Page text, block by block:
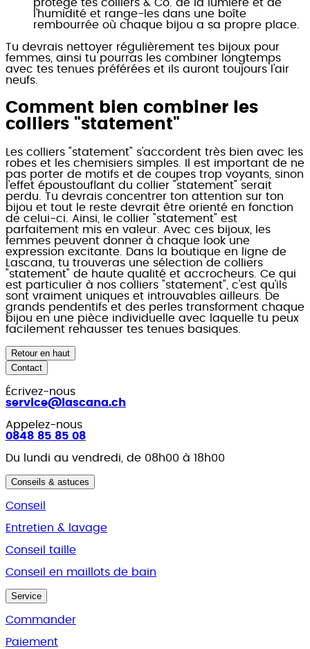
protège tes colliers & Co. de la lumière et de
l'humidité et range-les dans une boîte
rembourrée où chaque bijou a sa propre place.
Tu devrais nettoyer régulièrement tes bijoux pour
femmes, ainsi tu pourras les combiner longtemps
avec tes tenues préférées et ils auront toujours l'air
neufs.
Comment bien combiner les
colliers "statement"
Les colliers "statement" s'accordent très bien avec les
robes et les chemisiers simples. Il est important de ne
pas porter de motifs et de coupes trop voyants, sinon
l'effet époustouflant du collier "statement" serait
perdu. Tu devrais concentrer ton attention sur ton
bijou et tout le reste devrait être orienté en fonction
de celui-ci. Ainsi, le collier "statement" est
parfaitement mis en valeur. Avec ces bijoux, les
femmes peuvent donner à chaque look une
expression excitante. Dans la boutique en ligne de
Lascana, tu trouveras une sélection de colliers
"statement" de haute qualité et accrocheurs. Ce qui
est particulier à nos colliers "statement", c'est qu'ils
sont vraiment uniques et introuvables ailleurs. De
grands pendentifs et des perles transforment chaque
bijou en une pièce individuelle avec laquelle tu peux
facilement rehausser tes tenues basiques.
Retour en haut
Contact
Écrivez-nous
service@lascana.ch
Appelez-nous
0848 85 85 08
Du lundi au vendredi, de 08h00 à 18h00
Conseils & astuces
Conseil
Entretien & lavage
Conseil taille
Conseil en maillots de bain
Service
Commander
Paiement